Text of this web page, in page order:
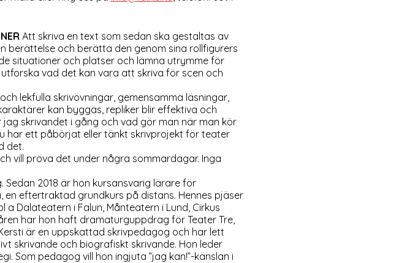
Att skriva en text som sedan ska gestaltas av
berättelse och berätta den genom sina rollfigurers
situationer och platser och lämna utrymme för
vad det kan vara att skriva för scen och
lekfulla skrivövningar, gemensamma läsningar,
kan byggas, repliker blir effektiva och
skrivandet i gång och vad gör man när man kör
har ett påbörjat eller tänkt skrivprojekt för teater
det.
vill pröva det under några sommardagar. Inga
2018 är hon kursansvarig lärare för
en eftertraktad grundkurs på distans. Hennes pjäser
Dalateatern i Falun, Månteatern i Lund, Cirkus
har hon haft dramaturguppdrag för Teater Tre,
är en uppskattad skrivpedagog och har lett
skrivande och biografiskt skrivande. Hon leder
Som pedagog vill hon ingjuta ”jag kan!”-känslan i